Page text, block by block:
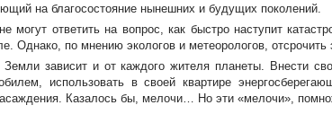
на благосостояние нынешних и будущих поколений.
могут ответить на вопрос, как быстро наступит
Однако, по мнению экологов и метеорологов,
Земли зависит и от каждого жителя планеты. Внести
использовать в своей квартире
Казалось бы, мелочи… Но эти «мелочи»,